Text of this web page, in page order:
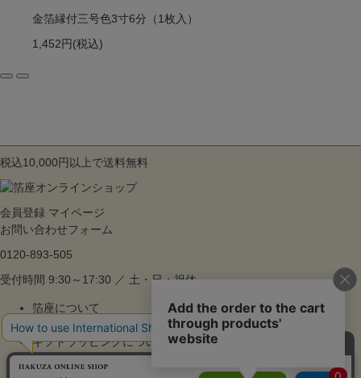
金箔縁付三号色3寸6分（1枚入）
1,452円 (税込)
税込10,000円以上で送料無料
会員登録 マイページ
お問い合わせフォーム
0120-893-505
受付時間 9:30～17:30 ／ 土・日・祝休
箔座について
ご利用ガイド
ギフトラッピングについて
よくあるご質問